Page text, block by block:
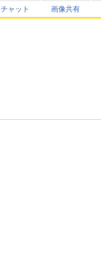
チャット 画像共有